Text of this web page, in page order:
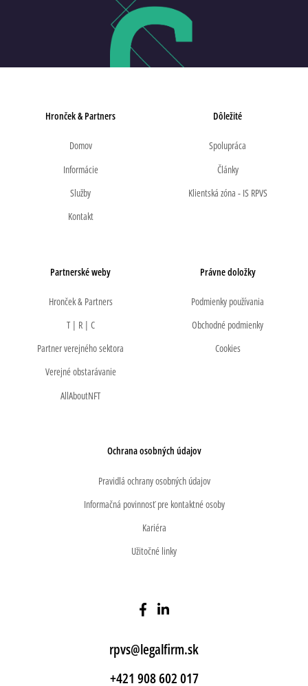
Hronček & Partners
Domov
Informácie
Služby
Kontakt
Dôležité
Spolupráca
Články
Klientská zóna - IS RPVS
Partnerské weby
Hronček & Partners
T | R | C
Partner verejného sektora
Verejné obstarávanie
AllAboutNFT
Právne doložky
Podmienky používania
Obchodné podmienky
Cookies
Ochrana osobných údajov
Pravidlá ochrany osobných údajov
Informačná povinnosť pre kontaktné osoby
Kariéra
Užitočné linky
rpvs@legalfirm.sk
+421 908 602 017